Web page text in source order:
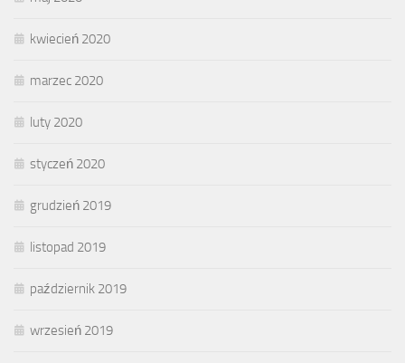
kwiecień 2020
marzec 2020
luty 2020
styczeń 2020
grudzień 2019
listopad 2019
październik 2019
wrzesień 2019